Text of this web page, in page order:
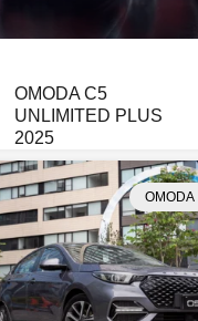
OMODA C5
UNLIMITED PLUS
2025
OMODA